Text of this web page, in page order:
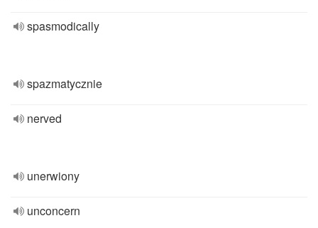
spasmodically
spazmatycznie
nerved
unerwiony
unconcern